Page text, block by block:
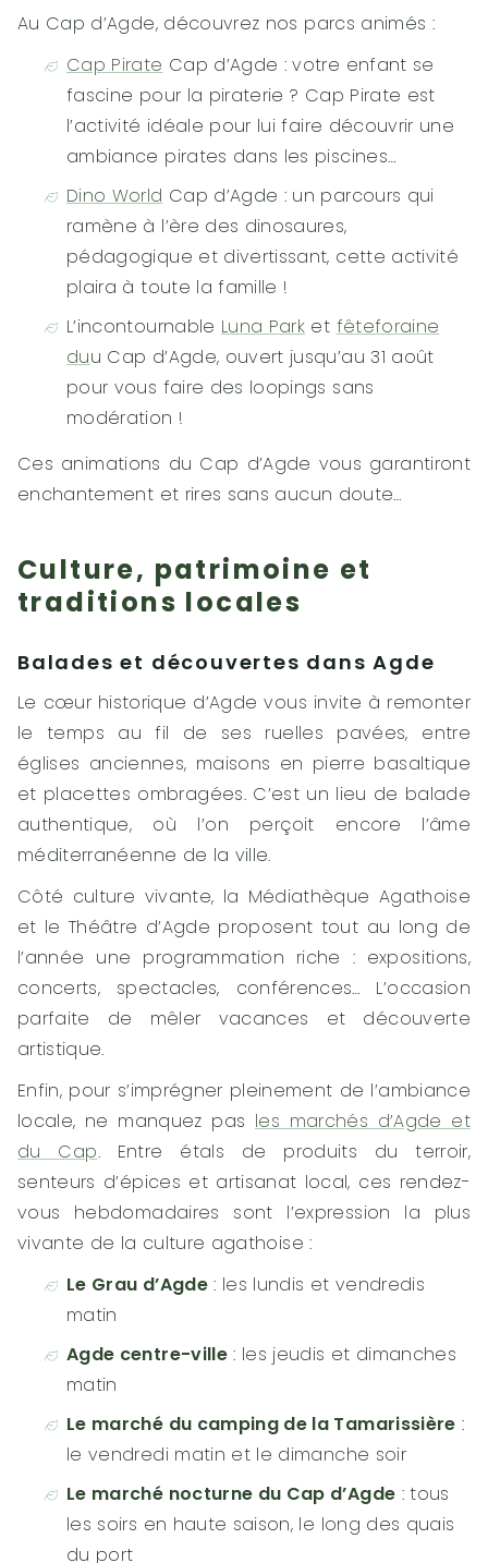
Au Cap d’Agde, découvrez nos parcs animés :
Cap Pirate Cap d’Agde : votre enfant se
fascine pour la piraterie ? Cap Pirate est
l’activité idéale pour lui faire découvrir une
ambiance pirates dans les piscines…
Dino World Cap d’Agde : un parcours qui
ramène à l’ère des dinosaures,
pédagogique et divertissant, cette activité
plaira à toute la famille !
L’incontournable Luna Park et fêteforaine
duu Cap d’Agde, ouvert jusqu’au 31 août
pour vous faire des loopings sans
modération !
Ces animations du Cap d’Agde vous garantiront
enchantement et rires sans aucun doute…
Culture, patrimoine et
traditions locales
Balades et découvertes dans Agde
Le cœur historique d’Agde vous invite à remonter
le temps au fil de ses ruelles pavées, entre
églises anciennes, maisons en pierre basaltique
et placettes ombragées. C’est un lieu de balade
authentique, où l’on perçoit encore l’âme
méditerranéenne de la ville.
Côté culture vivante, la Médiathèque Agathoise
et le Théâtre d’Agde proposent tout au long de
l’année une programmation riche : expositions,
concerts, spectacles, conférences… L’occasion
parfaite de mêler vacances et découverte
artistique.
Enfin, pour s’imprégner pleinement de l’ambiance
locale, ne manquez pas les marchés d’Agde et
du Cap. Entre étals de produits du terroir,
senteurs d’épices et artisanat local, ces rendez-
vous hebdomadaires sont l’expression la plus
vivante de la culture agathoise :
Le Grau d’Agde: les lundis et vendredis
matin
Agde centre-ville: les jeudis et dimanches
matin
Le marché du camping de la Tamarissière :
le vendredi matin et le dimanche soir
Le marché nocturne du Cap d’Agde : tous
les soirs en haute saison, le long des quais
du port